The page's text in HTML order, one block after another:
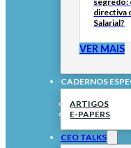
directiva
Salarial?
VER MAIS
CADERNOS
ARTIGOS
E-PAPERS
CEO TALKS